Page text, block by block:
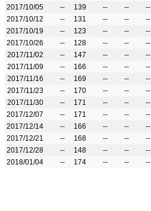
2017/10/05
-- 139 -- -- --
2017/10/12
-- 131 -- -- --
2017/10/19
-- 123 -- -- --
2017/10/26
-- 128 -- -- --
2017/11/02
-- 147 -- -- --
2017/11/09
-- 166 -- -- --
2017/11/16
-- 169 -- -- --
2017/11/23
-- 170 -- -- --
2017/11/30
-- 171 -- -- --
2017/12/07
-- 171 -- -- --
2017/12/14
-- 166 -- -- --
2017/12/21
-- 168 -- -- --
2017/12/28
-- 148 -- -- --
2018/01/04
-- 174 -- -- --